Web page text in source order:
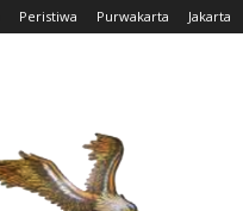
Peristiwa Purwakarta Jakarta